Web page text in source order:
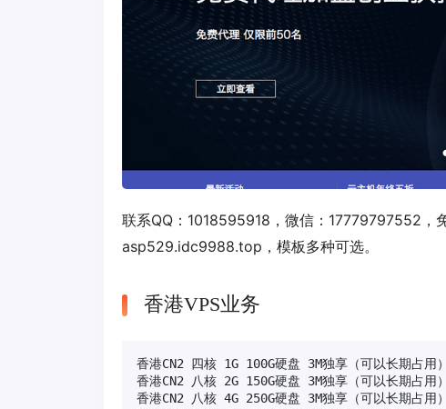
联系QQ：1018595918，微信：17779797552，
asp529.idc9988.top，模板多种可选。
香港VPS业务
香港CN2 四核 1G 100G硬盘 3M独享（可以长期占用
香港CN2 八核 2G 150G硬盘 3M独享（可以长期占用
香港CN2 八核 4G 250G硬盘 3M独享（可以长期占用